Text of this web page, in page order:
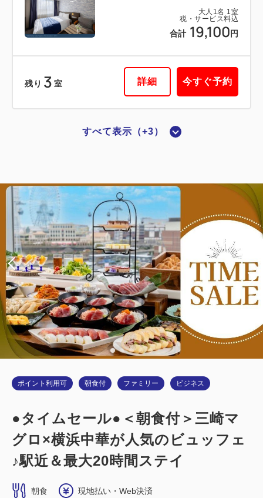
会員価格 32,120円
大人 1 名 1 室
税・サービス料込
合計 32,420円
1
大人 1 名 1 室
税・サービス料込
合計 19,100 円
残り 3 室 詳細 今すぐ予約
税・サービス料込
会員価格 22,000 円
税・サービス料込
合計 22,300円
煙
禁煙 14.00m 1~2名
ダブルサイズ / 幅131-150cm×1
Wi-Fiあり（無料）
詳細 今すぐ予約
禁煙ルーム
■横浜夜景View■カジュアルツイン：
すべて表示（+3）
ポイント利用可 朝食付 ファミリー ビジネス
●タイムセール●＜朝食付＞三崎マ
グロ×横浜中華が人気のビュッフェ
♪駅近＆最大20時間ステイ
朝食 現地払い・Web決済